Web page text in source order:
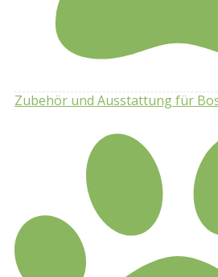
Zubehör und Ausstattung für